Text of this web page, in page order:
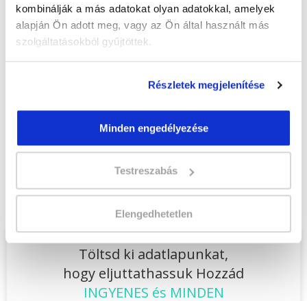
kombinálják a más adatokat olyan adatokkal, amelyek
alapján Ön adott meg, vagy az Ön által használt más
szolgáltatásokból gyűjtöttek.
Részletek megjelenítése
Minden engedélyezése
Testreszabás
Elengedhetetlen
Lehet még jelentkezni?
Jelentkezem!
Végezd elSzámítógépes adatrögzítő
szakképesítés online tanfolyam -
Veszprémtanfolyamunkat és váltsd valóra
Töltsd ki adatlapunkat,
hogy eljuttathassuk Hozzád
INGYENES és MINDEN